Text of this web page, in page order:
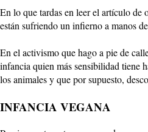
En lo que tardas en leer el artículo de
están sufriendo un infierno a manos
En el activismo que hago a pie de
infancia quien más sensibilidad tiene
los animales y que por supuesto,
INFANCIA VEGANA